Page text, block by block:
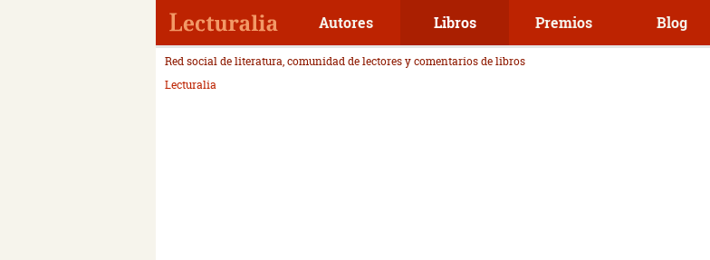
Autores Libros Premios Blog
Red social de literatura, comunidad de lectores y comentarios de libros
Lecturalia